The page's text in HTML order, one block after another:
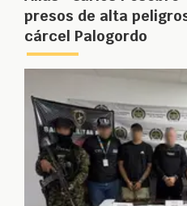
presos de alta
cárcel Palogordo